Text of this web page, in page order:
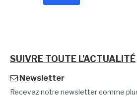
SUIVRE TOUTE L'ACTUALITÉ
Newsletter
Recevez notre newsletter comme